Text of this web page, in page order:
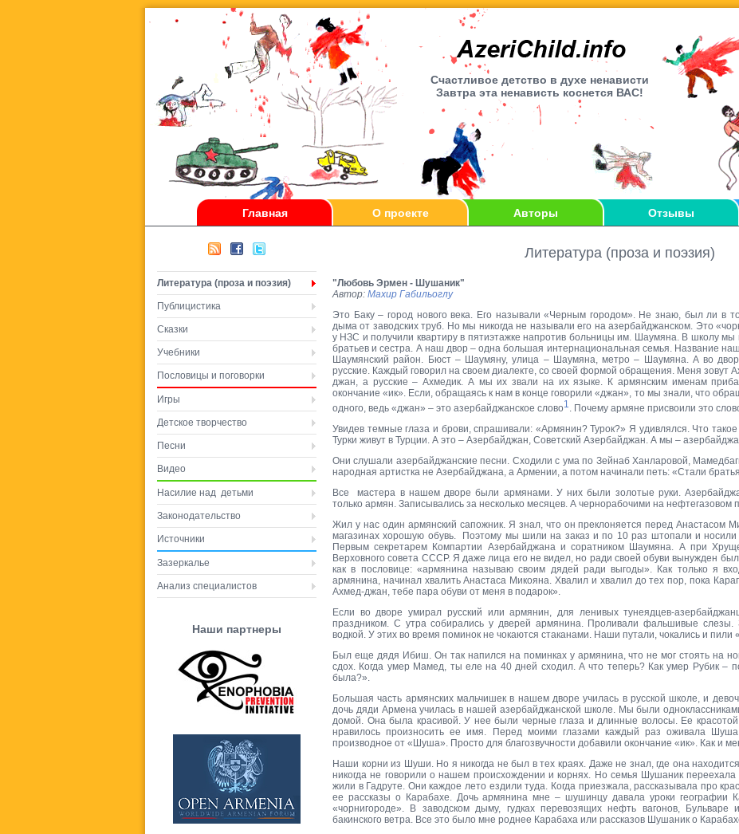
Счаcтливое детство в духе ненависти
Завтра эта ненависть коснется ВАС!
Главная О проекте Авторы Отзывы
Литература (проза и поэзия)
Публицистика
Сказки
Учебники
Пословицы и поговорки
Игры
Детское творчество
Песни
Видео
Насилие над детьми
Законодательство
Источники
Зазеркалье
Анализ специалистов
Наши партнеры
Литература (проза и поэзия)
"Любовь Эрмен - Шушаник"
Автор: Махир Габильоглу
Это Баку – город нового века. Его называли «Черным городом». Не знаю, был ли в
дыма от заводских труб. Но мы никогда не называли его на азербайджанском. Это
у НЗС и получили квартиру в пятиэтажке напротив больницы им. Шаумяна. В школу мы
братьев и сестра. А наш двор – одна большая интернациональная семья. Название
Шаумянский район. Бюст – Шаумяну, улица – Шаумяна, метро – Шаумяна. А во
русские. Каждый говорил на своем диалекте, со своей формой обращения. Меня зовут
джан, а русские – Ахмедик. А мы их звали на их языке. К армянским именам
окончание «ик». Если, обращаясь к нам в конце говорили «джан», то мы знали, что
одного, ведь «джан» – это азербайджанское слово1. Почему армяне присвоили это
Увидев темные глаза и брови, спрашивали: «Армянин? Турок?» Я удивлялся. Что
Турки живут в Турции. А это – Азербайджан, Советский Азербайджан. А мы –
Они слушали азербайджанские песни. Сходили с ума по Зейнаб Ханларовой,
народная артистка не Азербайджана, а Армении, а потом начинали петь: «Стали
Все мастера в нашем дворе были армянами. У них были золотые руки.
только армян. Записывались за несколько месяцев. А чернорабочими на нефтегазовом
Жил у нас один армянский сапожник. Я знал, что он преклоняется перед Анастасом
магазинах хорошую обувь. Поэтому мы шили на заказ и по 10 раз штопали и
Первым секретарем Компартии Азербайджана и соратником Шаумяна. А при
Верховного совета СССР. Я даже лица его не видел, но ради своей обуви вынужден
как в пословице: «армянина называю своим дядей ради выгоды». Как только я
армянина, начинал хвалить Анастаса Микояна. Хвалил и хвалил до тех пор, пока
Ахмед-джан, тебе пара обуви от меня в подарок».
Если во дворе умирал русский или армянин, для ленивых тунеядцев-
праздником. С утра собирались у дверей армянина. Проливали фальшивые
водкой. У этих во время поминок не чокаются стаканами. Наши путали, чокались и пили
Был еще дядя Ибиш. Он так напился на поминках у армянина, что не мог стоять на
сдох. Когда умер Мамед, ты еле на 40 дней сходил. А что теперь? Как умер Рубик –
была?».
Большая часть армянских мальчишек в нашем дворе училась в русской школе, и
дочь дяди Армена училась в нашей азербайджанской школе. Мы были
домой. Она была красивой. У нее были черные глаза и длинные волосы. Ее
нравилось произносить ее имя. Перед моими глазами каждый раз оживала
производное от «Шуша». Просто для благозвучности добавили окончание «ик». Как и
Наши корни из Шуши. Но я никогда не был в тех краях. Даже не знал, где она
никогда не говорили о нашем происхождении и корнях. Но семья Шушаник
жили в Гадруте. Они каждое лето ездили туда. Когда приезжала, рассказывала про
ее рассказы о Карабахе. Дочь армянина мне – шушинцу давала уроки географии
«чорнигороде». В заводском дыму, гудках перевозящих нефть вагонов,
бакинского ветра. Все это было мне роднее Карабаха или рассказов Шушаник о